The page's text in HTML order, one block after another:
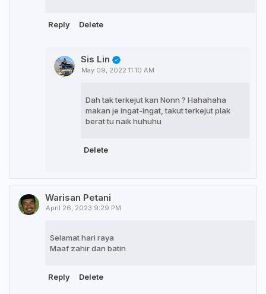
Reply Delete
Sis Lin
May 09, 2022 11:10 AM
Dah tak terkejut kan Nonn ? Hahahaha
makan je ingat-ingat, takut terkejut plak
berat tu naik huhuhu
Delete
Warisan Petani
April 26, 2023 9:29 PM
Selamat hari raya
Maaf zahir dan batin
Reply Delete